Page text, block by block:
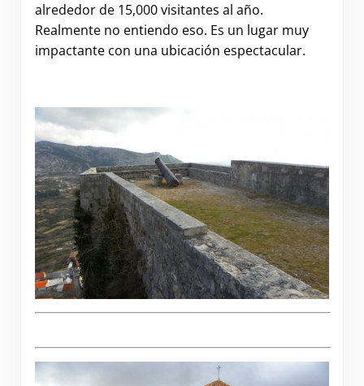
alrededor de 15,000 visitantes al año.
Realmente no entiendo eso. Es un lugar muy
impactante con una ubicación espectacular.